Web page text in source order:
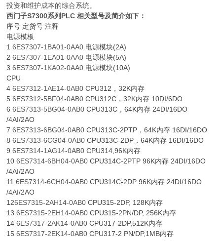
投资和维护成本的综合系统。
西门子S7300系列PLC 相关型号及简介如下：
序号 定货号 注释
电源模板
16ES7307-1BA01-0AA0 电源模块(2A)
26ES7307-1EA01-0AA0 电源模块(5A)
36ES7307-1KA02-0AA0 电源模块(10A)
CPU
46ES7312-1AE14-0AB0 CPU312，32K内存
56ES7312-5BF04-0AB0 CPU312C，32K内存 10DI/6DO
66ES7313-5BG04-0AB0 CPU313C，64K内存 24DI/16DO
/4AI/2AO
76ES7313-6BG04-0AB0 CPU313C-2PTP，64K内存 16DI/16DO
86ES7313-6CG04-0AB0 CPU313C-2DP，64K内存 16DI/16DO
96ES7314-1AG14-0AB0 CPU314,96K内存
106ES7314-6BH04-0AB0 CPU314C-2PTP 96K内存 24DI/16DO
/4AI/2AO
116ES7314-6CH04-0AB0 CPU314C-2DP 96K内存 24DI/16DO
/4AI/2AO
126ES7315-2AH14-0AB0 CPU315-2DP, 128K内存
136ES7315-2EH14-0AB0 CPU315-2PN/DP, 256K内存
146ES7317-2AK14-0AB0 CPU317-2DP,512K内存
156ES7317-2EK14-0AB0 CPU317-2 PN/DP,1MB内存